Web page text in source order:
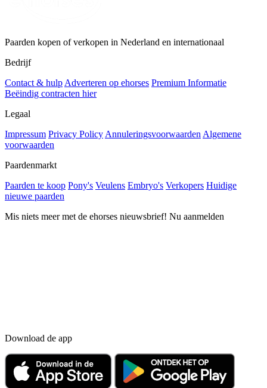
Paarden kopen of verkopen in Nederland en internationaal
Bedrijf
Contact & hulp Adverteren op ehorses Premium Informatie
Beëindig contracten hier
Legaal
Impressum Privacy Policy Annuleringsvoorwaarden Algemene
voorwaarden
Paardenmarkt
Paarden te koop Pony's Veulens Embryo's Verkopers Huidige
nieuwe paarden
Mis niets meer met de ehorses nieuwsbrief! Nu aanmelden
Download de app